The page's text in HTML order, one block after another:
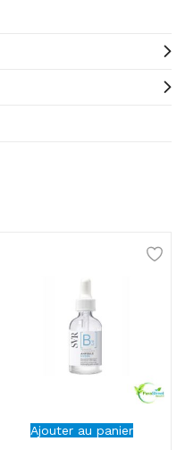
Ajouter au panier